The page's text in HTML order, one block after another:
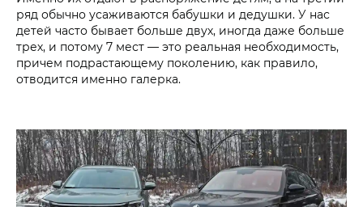
ряд обычно усаживаются бабушки и дедушки. У нас
детей часто бывает больше двух, иногда даже больше
трех, и потому 7 мест — это реальная необходимость,
причем подрастающему поколению, как правило,
отводится именно галерка.